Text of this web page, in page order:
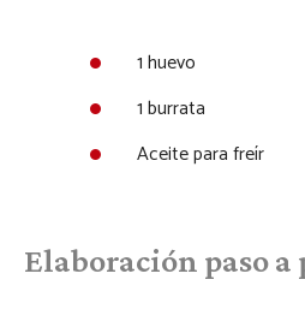
1 huevo
1 burrata
Aceite para freír
Elaboración paso a